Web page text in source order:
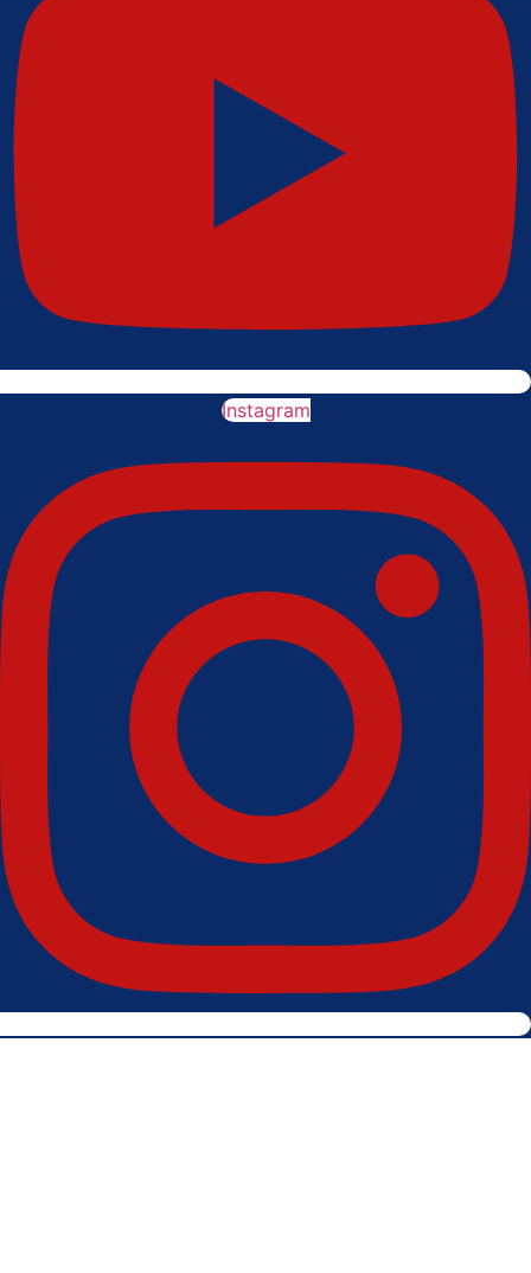
Instagram